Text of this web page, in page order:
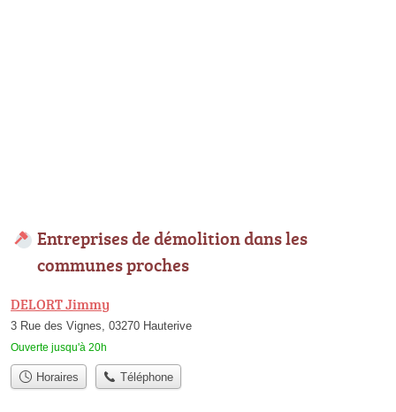
Entreprises de démolition dans les
communes proches
DELORT Jimmy
3 Rue des Vignes, 03270 Hauterive
Ouverte jusqu'à 20h
Horaires Téléphone